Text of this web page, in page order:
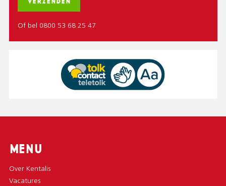
Of bel 0800 53 68 25 47
MENU
Over Kentalis
Vacatures